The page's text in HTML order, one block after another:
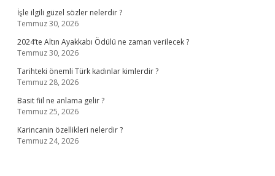
İşle ilgili güzel sözler nelerdir ?
Temmuz 30, 2026
2024’te Altın Ayakkabı Ödülü ne zaman verilecek ?
Temmuz 30, 2026
Tarihteki önemli Türk kadınlar kimlerdir ?
Temmuz 28, 2026
Basit fiil ne anlama gelir ?
Temmuz 25, 2026
Karincanin özellikleri nelerdir ?
Temmuz 24, 2026